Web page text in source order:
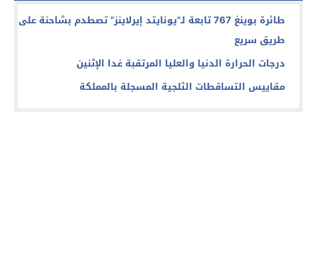
طائرة بوينغ 767 تابعة لـ”يونايتد إيرلاينز” تصطدم بشاحنة على
طريق سريع
درجات الحرارة الدنيا والعليا المرتقبة غدا الإثنين
مقاييس التساقطات الثلجية المسجلة بالمملكة